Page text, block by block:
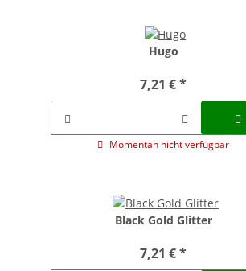
Hugo
7,21 €*
Momentan nicht verfügbar
Black Gold Glitter
7,21 €*